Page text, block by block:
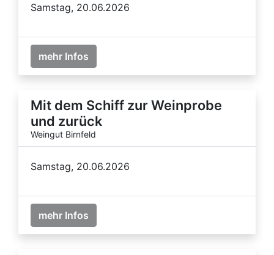
Samstag, 20.06.2026
mehr Infos
Mit dem Schiff zur Weinprobe
und zurück
Weingut Birnfeld
Samstag, 20.06.2026
mehr Infos